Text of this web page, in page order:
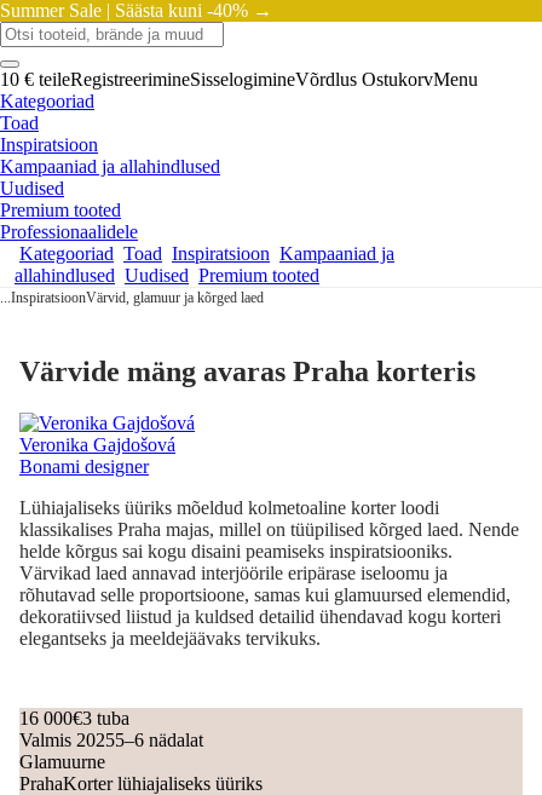
Summer Sale | Säästa kuni -40% →
10 € teileRegistreerimineSisselogimineVõrdlus OstukorvMenu
Kategooriad
Toad
Inspiratsioon
Kampaaniad ja allahindlused
Uudised
Premium tooted
Professionaalidele
Kategooriad Toad Inspiratsioon Kampaaniad ja
allahindlused Uudised Premium tooted
...InspiratsioonVärvid, glamuur ja kõrged laed
Värvide mäng avaras Praha korteris
Veronika Gajdošová
Bonami designer
Lühiajaliseks üüriks mõeldud kolmetoaline korter loodi
klassikalises Praha majas, millel on tüüpilised kõrged laed. Nende
helde kõrgus sai kogu disaini peamiseks inspiratsiooniks.
Värvikad laed annavad interjöörile eripärase iseloomu ja
rõhutavad selle proportsioone, samas kui glamuursed elemendid,
dekoratiivsed liistud ja kuldsed detailid ühendavad kogu korteri
elegantseks ja meeldejäävaks tervikuks.
16 000€3 tuba
Valmis 20255–6 nädalat
Glamuurne
PrahaKorter lühiajaliseks üüriks